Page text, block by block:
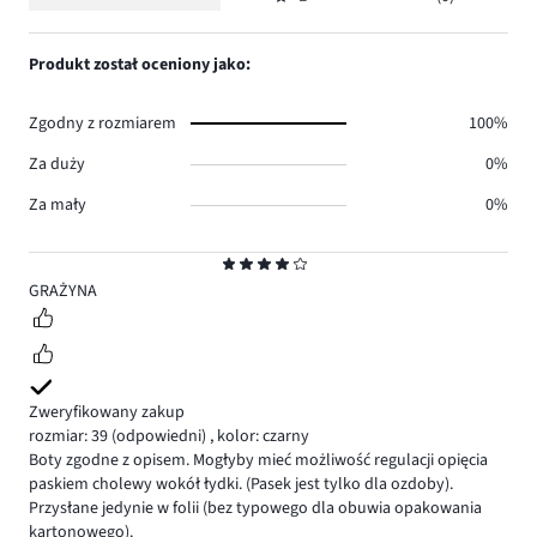
4
GRAŻYNA
Zweryfikowany zakup
rozmiar: 39 (odpowiedni) , kolor: czarny
Boty zgodne z opisem. Mogłyby mieć możliwość regulacji opięcia
paskiem cholewy wokół łydki. (Pasek jest tylko dla ozdoby).
Przysłane jedynie w folii (bez typowego dla obuwia opakowania
kartonowego).
Ocena
1,
Produkt został oceniony jako:
Zgodny z rozmiarem
100%
Za duży
0%
Za mały
0%